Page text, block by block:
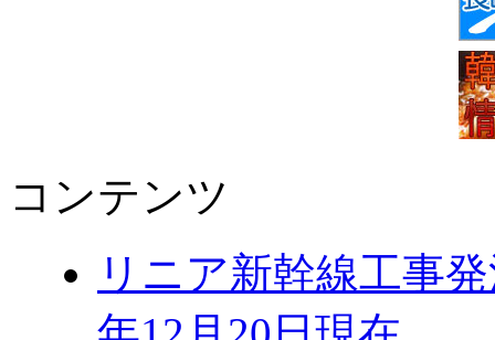
コンテンツ
リニア新幹線工事